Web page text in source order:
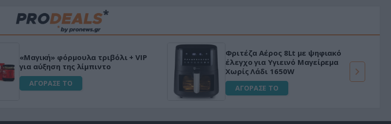
«Μαγική» φόρμουλα τριβόλι + VIP
για αύξηση της λίμπιντο
ΑΓΟΡΑΣΕ ΤΟ
Φριτέζα Αέρος 8Lt με ψηφιακό
έλεγχο για Υγιεινό Μαγείρεμα
Χωρίς Λάδι 1650W
ΑΓΟΡΑΣΕ ΤΟ